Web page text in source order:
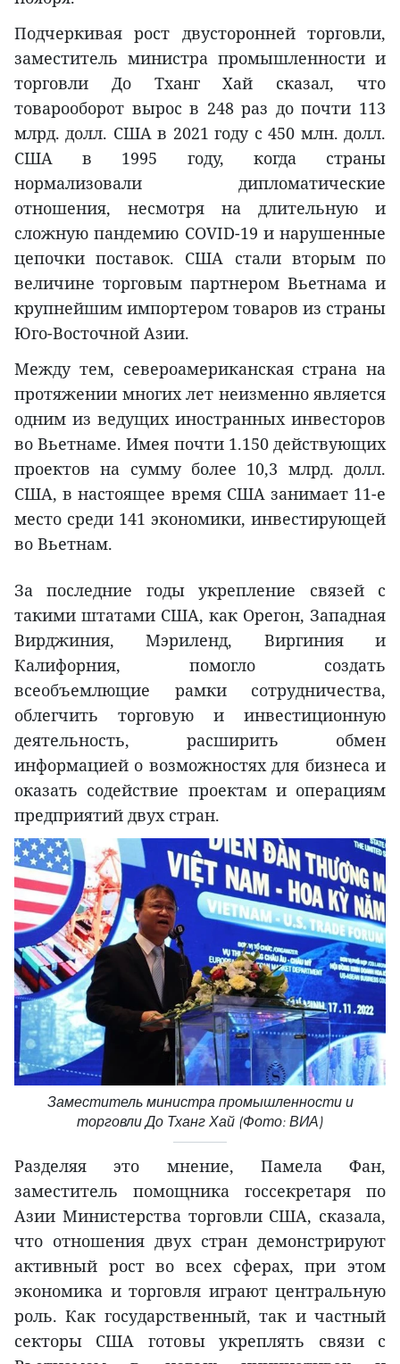
Подчеркивая рост двусторонней торговли,
заместитель министра промышленности и
торговли До Тханг Хай сказал, что
товарооборот вырос в 248 раз до почти 113
млрд. долл. США в 2021 году с 450 млн. долл.
США в 1995 году, когда страны
нормализовали дипломатические
отношения, несмотря на длительную и
сложную пандемию COVID-19 и нарушенные
цепочки поставок. США стали вторым по
величине торговым партнером Вьетнама и
крупнейшим импортером товаров из страны
Юго-Восточной Азии.
Между тем, североамериканская страна на
протяжении многих лет неизменно является
одним из ведущих иностранных инвесторов
во Вьетнаме. Имея почти 1.150 действующих
проектов на сумму более 10,3 млрд. долл.
США, в настоящее время США занимает 11-е
место среди 141 экономики, инвестирующей
во Вьетнам.
За последние годы укрепление связей с
такими штатами США, как Орегон, Западная
Вирджиния, Мэриленд, Виргиния и
Калифорния, помогло создать
всеобъемлющие рамки сотрудничества,
облегчить торговую и инвестиционную
деятельность, расширить обмен
информацией о возможностях для бизнеса и
оказать содействие проектам и операциям
предприятий двух стран.
Заместитель министра промышленности и
торговли До Тханг Хай (Фото: ВИА)
Разделяя это мнение, Памела Фан,
заместитель помощника госсекретаря по
Азии Министерства торговли США, сказала,
что отношения двух стран демонстрируют
активный рост во всех сферах, при этом
экономика и торговля играют центральную
роль. Как государственный, так и частный
секторы США готовы укреплять связи с